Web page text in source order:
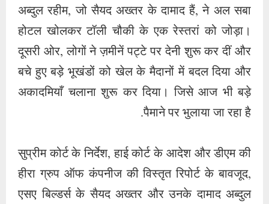
अब्दुल रहीम, जो सैयद अख्तर के दामाद हैं, ने अल सबा
होटल खोलकर टॉली चौकी के एक रेस्तरां को जोड़ा।
दूसरी ओर, लोगों ने ज़मीनें पट्टे पर देनी शुरू कर दीं और
बचे हुए बड़े भूखंडों को खेल के मैदानों में बदल दिया और
अकादमियाँ चलाना शुरू कर दिया। जिसे आज भी बड़े
पैमाने पर भुलाया जा रहा है.
सुप्रीम कोर्ट के निर्देश, हाई कोर्ट के आदेश और डीएम की
हीरा ग्रुप ऑफ कंपनीज की विस्तृत रिपोर्ट के बावजूद,
एसए बिल्डर्स के सैयद अख्तर और उनके दामाद अब्दुल